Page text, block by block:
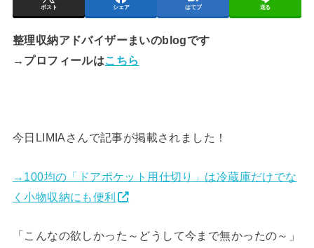
ポスト シェア はてブ 送る
整理収納アドバイザーまいのblogです
→プロフィールはこちら
今日LIMIAさんで記事が掲載されました！
→100均の「ドアポケット用仕切り」は冷蔵庫だけでな
く小物収納にも便利
「こんなの欲しかった～どうして今まで無かったの～」